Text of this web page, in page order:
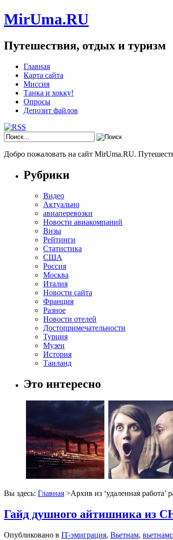
MirUma.RU
Путешествия, отдых и туризм
Главная
Карта сайта
Миссия
Танка и хокку!
Опросы
Депозит файлов
Добро пожаловать на сайт MirUma.RU.
Рубрики
Видео
Актуально
авиаперевозки
Новости авиакомпаний
Визы
Рейтинги
Статистика
США
Россия
Москва
Италия
Новости сайта
Франция
Разное
Новости отелей
Достопримечательности
Турция
Музеи
История
Таиланд
Это интересно
Вы здесь: Главная >Архив из ‘удаленная работа’
Гайд душного айтишника из
Опубликовано в IT-эмиграция, Вьетнам,